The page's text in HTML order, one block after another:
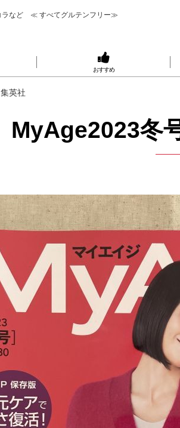
ラなど ≪ すべてグルテンフリー≫
おすすめ
英社
MyAge2023冬